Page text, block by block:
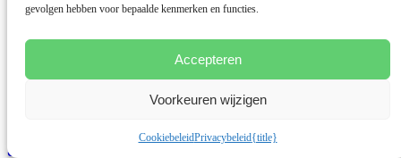
gevolgen hebben voor bepaalde kenmerken en functies.
Accepteren
Voorkeuren wijzigen
CookiebeleidPrivacybeleid{title}
al wist